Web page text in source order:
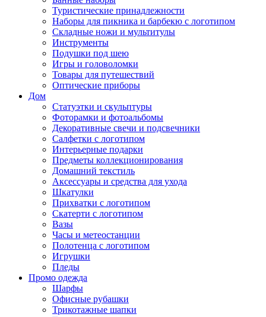
Туристические принадлежности
Наборы для пикника и барбекю с логотипом
Складные ножи и мультитулы
Инструменты
Подушки под шею
Игры и головоломки
Товары для путешествий
Оптические приборы
Дом
Статуэтки и скульптуры
Фоторамки и фотоальбомы
Декоративные свечи и подсвечники
Салфетки с логотипом
Интерьерные подарки
Предметы коллекционирования
Домашний текстиль
Аксессуары и средства для ухода
Шкатулки
Прихватки с логотипом
Скатерти с логотипом
Вазы
Часы и метеостанции
Полотенца с логотипом
Игрушки
Пледы
Промо одежда
Шарфы
Офисные рубашки
Трикотажные шапки